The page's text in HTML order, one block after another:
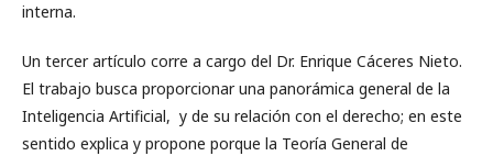
interna.
Un tercer artículo corre a cargo del Dr. Enrique Cáceres Nieto.
El trabajo busca proporcionar una panorámica general de la
Inteligencia Artificial, y de su relación con el derecho; en este
sentido explica y propone porque la Teoría General de